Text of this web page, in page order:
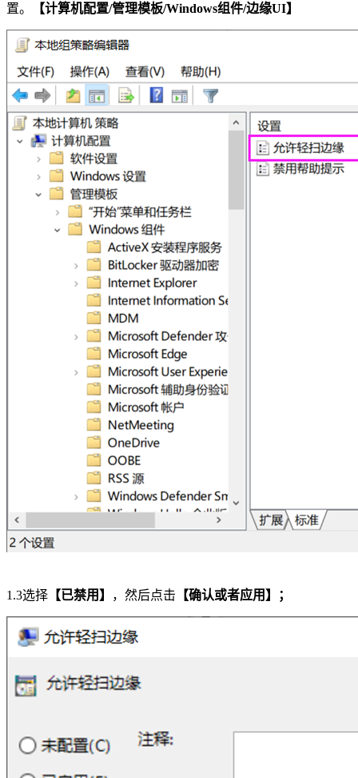
置。
【计算机配置/管理模板/Windows组件/边缘UI】
1.3选择 【已禁用】 ，然后点击 【确认或者应用】；